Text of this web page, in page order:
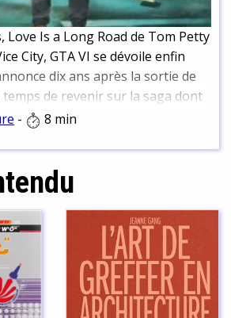
Love Is a Long Road de Tom Petty
City, GTA VI se dévoile enfin
dix ans après la sortie de
temps de revenir sur la saga dont
le deuxième le plus vendu de
- 8 min